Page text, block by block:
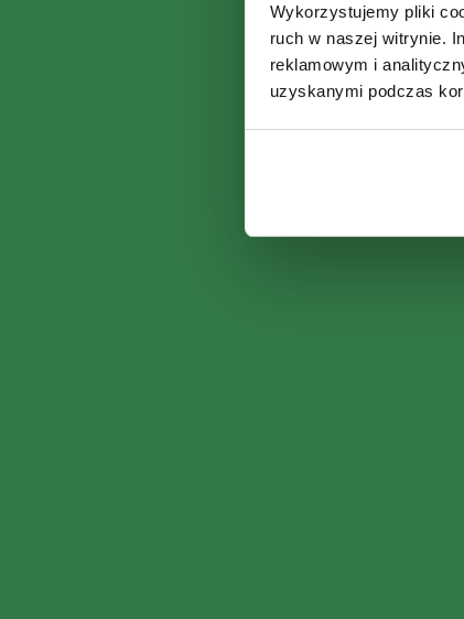
Wykorzystujemy pliki
ruch w naszej witrynie.
reklamowym i
uzyskanymi podczas